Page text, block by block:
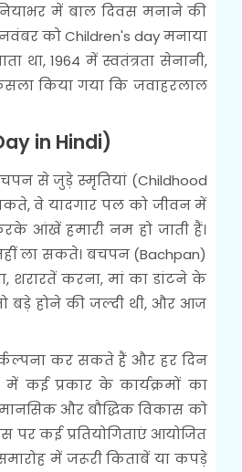
में बाल दिवस मनाने की
को Children's day मनाया
था, 1964 में स्वतंत्रता सेनानी,
किया गया कि जवाहरलाल
in Hindi)
से जुड़े स्मृतियां (Childhood
वे यादगार पल को जीवन में
आंखें हमारी नम हो जाती हैं।
ला सकते। बचपन (Bachpan)
शरारतें करना, मां का डांटने के
बड़े होने की जल्दी थी, और आज
कर सकते हैं और हर दिन
कई प्रकार के कार्यक्रमों का
और बौद्धिक विकास को
कई प्रतियोगिताएं आयोजित
में जरूरी किताबें या कपड़े